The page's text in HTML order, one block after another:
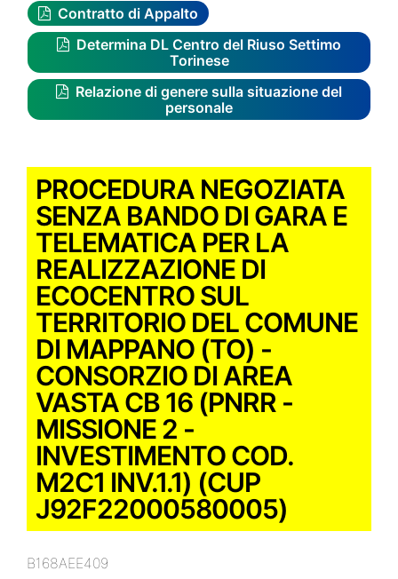
Contratto di Appalto
Determina DL Centro del Riuso Settimo
Torinese
Relazione di genere sulla situazione del
personale
PROCEDURA NEGOZIATA
SENZA BANDO DI GARA E
TELEMATICA PER LA
REALIZZAZIONE DI
ECOCENTRO SUL
TERRITORIO DEL COMUNE
DI MAPPANO (TO) -
CONSORZIO DI AREA
VASTA CB 16 (PNRR -
MISSIONE 2 -
INVESTIMENTO COD.
M2C1 INV.1.1) (CUP
J92F22000580005)
B168AEE409